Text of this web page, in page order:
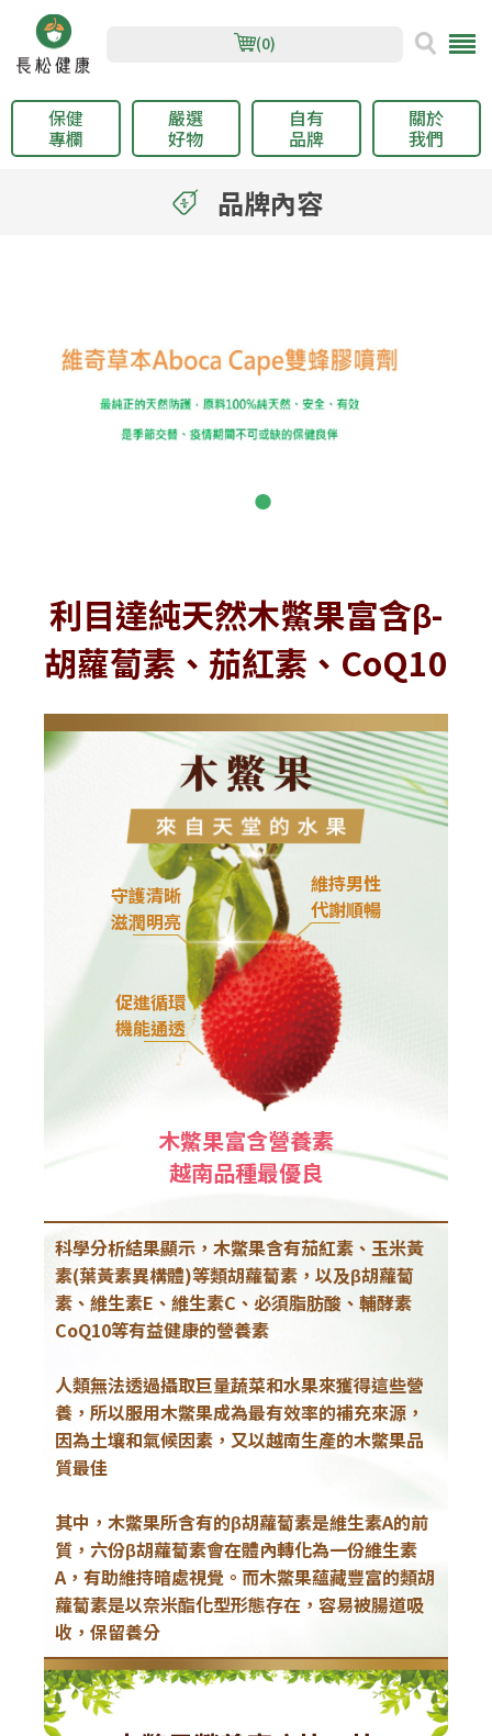
(0)
保健
專欄
嚴選
好物
自有
品牌
關於
我們
品牌內容
利目達純天然木鱉果富含β-
胡蘿蔔素、茄紅素、CoQ10
守護清晰
滋潤明亮
促進循環
機能通透
維持男性
代謝順暢
木鱉果富含營養素
越南品種最優良
科學分析結果顯示，木鱉果含有茄紅素、玉米黃
素(葉黃素異構體)等類胡蘿蔔素，以及β胡蘿蔔
素、維生素E、維生素C、必須脂肪酸、輔酵素
CoQ10等有益健康的營養素
人類無法透過攝取巨量蔬菜和水果來獲得這些營
養，所以服用木鱉果成為最有效率的補充來源，
因為土壤和氣候因素，又以越南生產的木鱉果品
質最佳
其中，木鱉果所含有的β胡蘿蔔素是維生素A的前
質，六份β胡蘿蔔素會在體內轉化為一份維生素
A，有助維持暗處視覺。而木鱉果蘊藏豐富的類胡
蘿蔔素是以奈米酯化型形態存在，容易被腸道吸
收，保留養分